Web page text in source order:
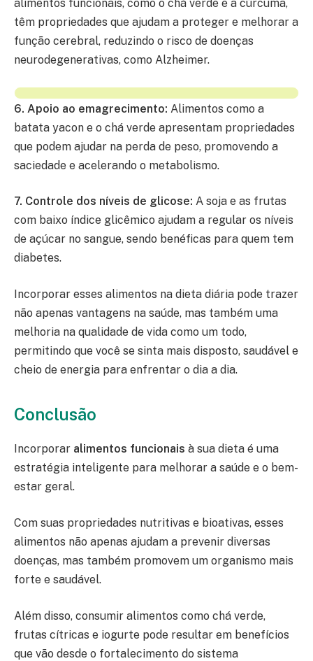
alimentos funcionais, como o chá verde e a cúrcuma,
têm propriedades que ajudam a proteger e melhorar a
função cerebral, reduzindo o risco de doenças
neurodegenerativas, como Alzheimer.
6. Apoio ao emagrecimento: Alimentos como a
batata yacon e o chá verde apresentam propriedades
que podem ajudar na perda de peso, promovendo a
saciedade e acelerando o metabolismo.
7. Controle dos níveis de glicose: A soja e as frutas
com baixo índice glicêmico ajudam a regular os níveis
de açúcar no sangue, sendo benéficas para quem tem
diabetes.
Incorporar esses alimentos na dieta diária pode trazer
não apenas vantagens na saúde, mas também uma
melhoria na qualidade de vida como um todo,
permitindo que você se sinta mais disposto, saudável e
cheio de energia para enfrentar o dia a dia.
Conclusão
Incorporar alimentos funcionais à sua dieta é uma
estratégia inteligente para melhorar a saúde e o bem-
estar geral.
Com suas propriedades nutritivas e bioativas, esses
alimentos não apenas ajudam a prevenir diversas
doenças, mas também promovem um organismo mais
forte e saudável.
Além disso, consumir alimentos como chá verde,
frutas cítricas e iogurte pode resultar em benefícios
que vão desde o fortalecimento do sistema